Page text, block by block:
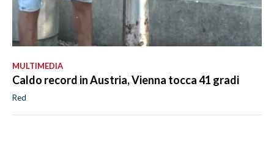
MULTIMEDIA
Caldo record in Austria, Vienna tocca 41 gradi
Red